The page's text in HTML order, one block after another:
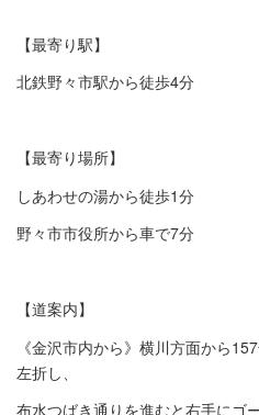
【最寄り駅】
北鉄野々市駅から徒歩4分
【最寄り場所】
しあわせの湯から徒歩1分
野々市市役所から車で7分
【道案内】
《金沢市内から》横川方面から
左折し、
布水つばき通りを進むと右手にゴ